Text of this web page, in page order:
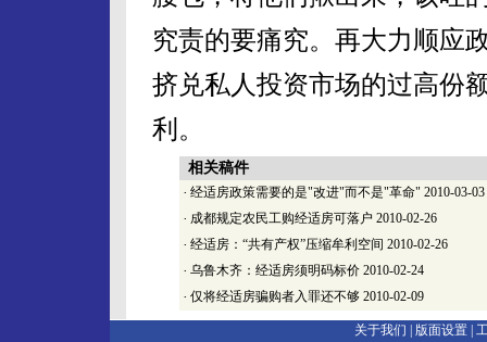
究责的要痛究。再大力顺应
挤兑私人投资市场的过高份
利。
相关稿件
· 经适房政策需要的是"改进"而不是"革命" 2010-03-03
· 成都规定农民工购经适房可落户 2010-02-26
· 经适房：“共有产权”压缩牟利空间 2010-02-26
· 乌鲁木齐：经适房须明码标价 2010-02-24
· 仅将经适房骗购者入罪还不够 2010-02-09
关于我们 | 版面设置